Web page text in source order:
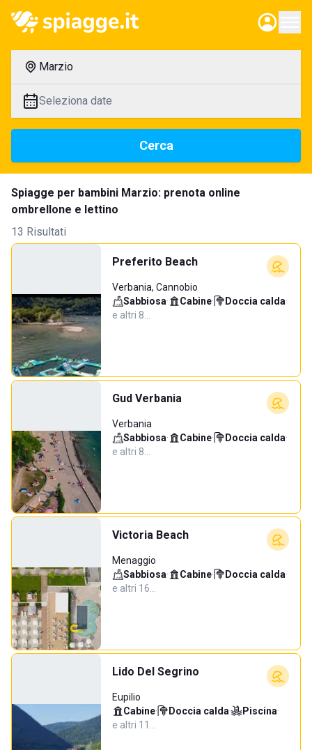
Marzio
Seleziona date
Cerca
Spiagge per bambini Marzio: prenota online
ombrellone e lettino
13 Risultati
Preferito Beach
Verbania, Cannobio
Sabbiosa· Cabine· Doccia calda·
e altri 8…
Gud Verbania
Verbania
Sabbiosa· Cabine· Doccia calda·
e altri 8…
Victoria Beach
Menaggio
Sabbiosa· Cabine· Doccia calda·
e altri 16…
Lido Del Segrino
Eupilio
Cabine· Doccia calda· Piscina·
e altri 11…